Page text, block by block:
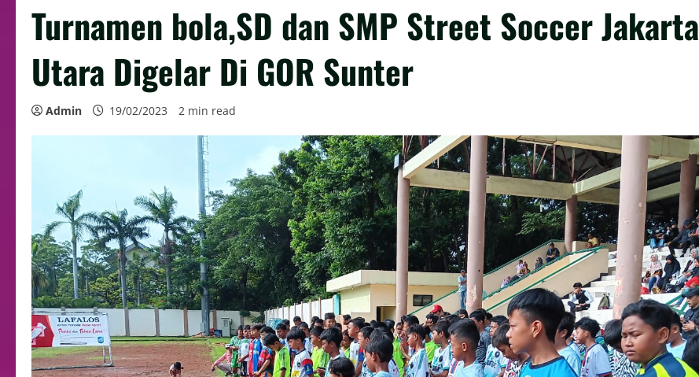
Turnamen bola,SD dan SMP Street Soccer Jakarta
Utara Digelar Di GOR Sunter
Admin 19/02/2023 2 min read